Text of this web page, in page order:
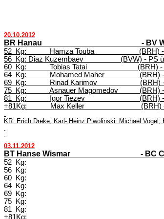
20.10.2012
BR Hanau - BV
52 Kg: Hamza Touba (BRH)
56
Kg: Diaz Kuzembaev (BVW) - PS
60
Kg: Tobias Tatai (BRH) -
64
Kg: Mohamed Maher (BRH)
69
Kg: Rinad Karimov (BRH)
75
Kg: Asnauer Magomedov (BRH)
81
Kg: Igor Tiezev (BRH) -
+81Kg:
Max Keller (BRH)
KR: Erich Dreke, Karl- Heinz Piwolinski. Michael Vogel,
03.11.2012
BT Hanse Wismar - BC
52
Kg:
56
Kg:
60
Kg:
64
Kg:
69
Kg:
75
Kg:
81
Kg:
+81Kg: